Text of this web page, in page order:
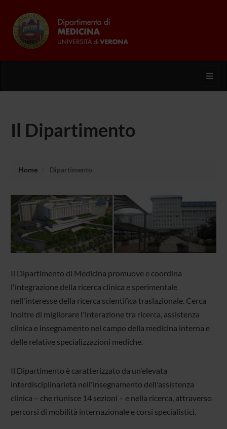
Il Dipartimento
Home Dipartimento
Il Dipartimento di Medicina promuove e coordina
l'integrazione della ricerca clinica e sperimentale
nell'interesse della ricerca scientifica traslazionale. Cerca
inoltre di migliorare l'interazione tra ricerca, assistenza
clinica e insegnamento nel campo della medicina interna e
delle relative specializzazioni mediche.
Il Dipartimento è caratterizzato da un'elevata
interdisciplinarietà nell'insegnamento dell'assistenza
clinica – che riunisce 14 sezioni – e nella ricerca, attraverso
percorsi di mobilità internazionale e corsi specialistici.